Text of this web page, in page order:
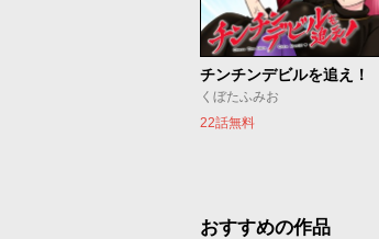
チンチンデビルを追え！
くぼたふみお
22話無料
おすすめの作品